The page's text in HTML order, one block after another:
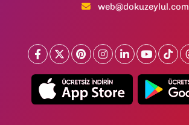
web@dokuzeylul.com